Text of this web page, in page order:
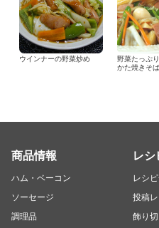
ウインナーの野菜炒め
野菜たっぷ
かた焼きそば
商品情報
ハム・ベーコン
ソーセージ
調理品
レシ
レシ
投稿
飾り